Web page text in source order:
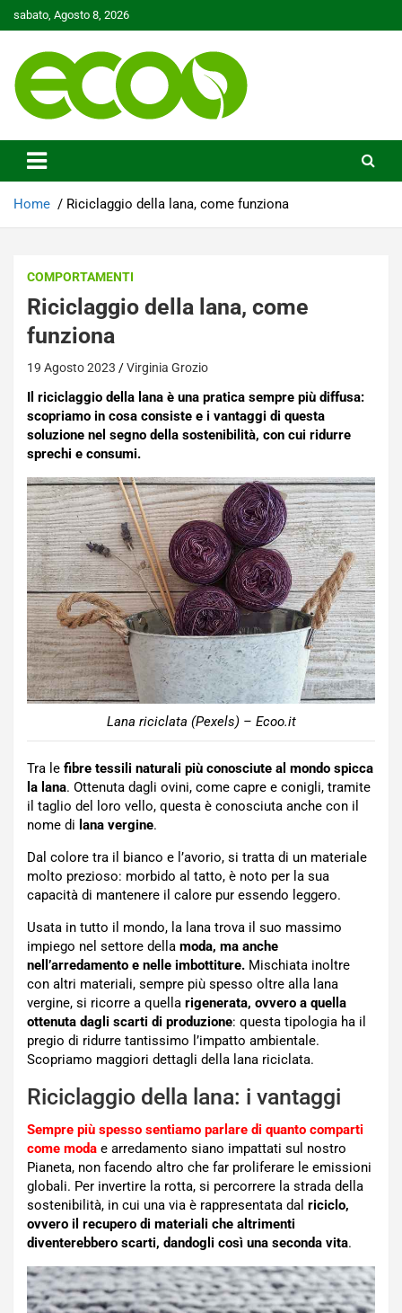
to
sabato, Agosto 8, 2026
Ecoo.it
Home Riciclaggio della lana, come funziona
COMPORTAMENTI
Riciclaggio della lana, come
funziona
19 Agosto 2023 Virginia Grozio
Il riciclaggio della lana è una pratica sempre più diffusa:
scopriamo in cosa consiste e i vantaggi di questa
soluzione nel segno della sostenibilità, con cui ridurre
sprechi e consumi.
Lana riciclata (Pexels) – Ecoo.it
Tra le fibre tessili naturali più conosciute al mondo spicca
la lana. Ottenuta dagli ovini, come capre e conigli, tramite
il taglio del loro vello, questa è conosciuta anche con il
nome di lana vergine.
Dal colore tra il bianco e l’avorio, si tratta di un materiale
molto prezioso: morbido al tatto, è noto per la sua
capacità di mantenere il calore pur essendo leggero.
Usata in tutto il mondo, la lana trova il suo massimo
impiego nel settore della moda, ma anche
nell’arredamento e nelle imbottiture. Mischiata inoltre
con altri materiali, sempre più spesso oltre alla lana
vergine, si ricorre a quella rigenerata, ovvero a quella
ottenuta dagli scarti di produzione: questa tipologia ha il
pregio di ridurre tantissimo l’impatto ambientale.
Scopriamo maggiori dettagli della lana riciclata.
Riciclaggio della lana: i vantaggi
Sempre più spesso sentiamo parlare di quanto comparti
come moda e arredamento siano impattati sul nostro
Pianeta, non facendo altro che far proliferare le emissioni
globali. Per invertire la rotta, si percorrere la strada della
sostenibilità, in cui una via è rappresentata dal riciclo,
ovvero il recupero di materiali che altrimenti
diventerebbero scarti, dandogli così una seconda vita.